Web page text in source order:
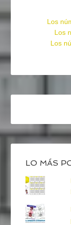
Los
Los
Los
LO MÁS